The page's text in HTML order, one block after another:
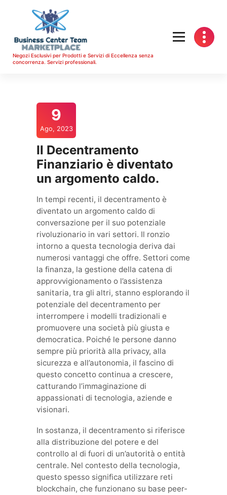
contenuto
Negozi Esclusivi per Prodotti e Servizi di Eccellenza senza
concorrenza. Servizi professionali.
9
Ago, 2023
Il Decentramento
Finanziario è diventato
un argomento caldo.
In tempi recenti, il decentramento è
diventato un argomento caldo di
conversazione per il suo potenziale
rivoluzionario in vari settori. Il ronzio
intorno a questa tecnologia deriva dai
numerosi vantaggi che offre. Settori come
la finanza, la gestione della catena di
approvvigionamento o l’assistenza
sanitaria, tra gli altri, stanno esplorando il
potenziale del decentramento per
interrompere i modelli tradizionali e
promuovere una società più giusta e
democratica. Poiché le persone danno
sempre più priorità alla privacy, alla
sicurezza e all’autonomia, il fascino di
questo concetto continua a crescere,
catturando l’immaginazione di
appassionati di tecnologia, aziende e
visionari.
In sostanza, il decentramento si riferisce
alla distribuzione del potere e del
controllo al di fuori di un’autorità o entità
centrale. Nel contesto della tecnologia,
questo spesso significa utilizzare reti
blockchain, che funzionano su base peer-